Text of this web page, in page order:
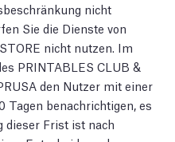
nicht
Sie die Dienste von
nicht nutzen. Im
PRINTABLES CLUB &
den Nutzer mit einer
Tagen benachrichtigen, es
dieser Frist ist nach